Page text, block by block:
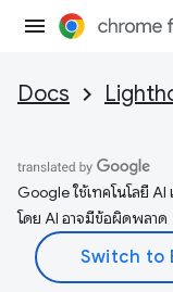
Docs
Google ใช้เทคโนโลยี
โดย AI อาจมีข้อผิดพลาด